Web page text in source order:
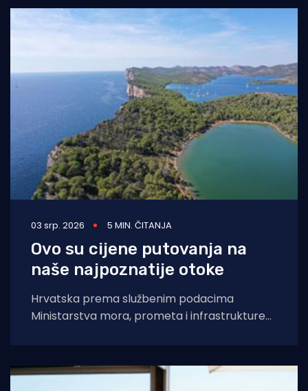
03 srp. 2026 5 MIN. ČITANJA
Ovo su cijene putovanja na
naše najpoznatije otoke
Hrvatska prema službenim podacima
Ministarstva mora, prometa i infrastrukture